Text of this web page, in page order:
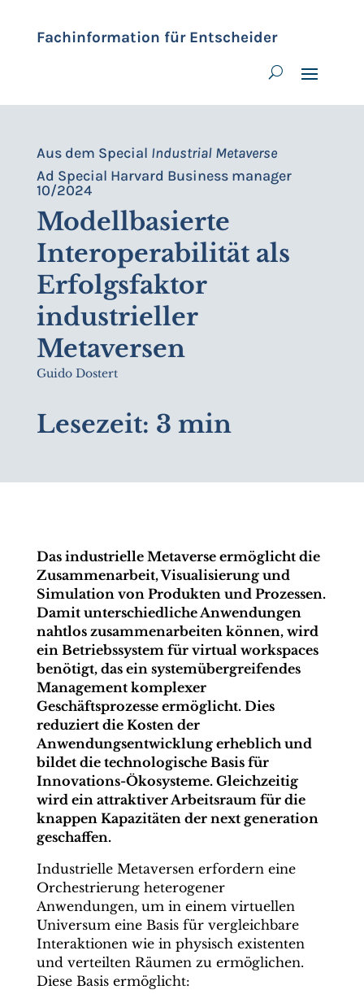
Fachinformation für Entscheider
Aus dem Special Industrial Metaverse
Ad Special Harvard Business manager
10/2024
Modellbasierte
Interoperabilität als
Erfolgsfaktor
industrieller
Metaversen
Guido Dostert
Lesezeit: 3 min
Das industrielle Metaverse ermöglicht die
Zusammenarbeit, Visualisierung und
Simulation von Produkten und Prozessen.
Damit unterschiedliche Anwendungen
nahtlos zusammenarbeiten können, wird
ein Betriebssystem für virtual workspaces
benötigt, das ein systemübergreifendes
Management komplexer
Geschäftsprozesse ermöglicht. Dies
reduziert die Kosten der
Anwendungsentwicklung erheblich und
bildet die technologische Basis für
Innovations-Ökosysteme. Gleichzeitig
wird ein attraktiver Arbeitsraum für die
knappen Kapazitäten der next generation
geschaffen.
Industrielle Metaversen erfordern eine
Orchestrierung heterogener
Anwendungen, um in einem virtuellen
Universum eine Basis für vergleichbare
Interaktionen wie in physisch existenten
und verteilten Räumen zu ermöglichen.
Diese Basis ermöglicht: